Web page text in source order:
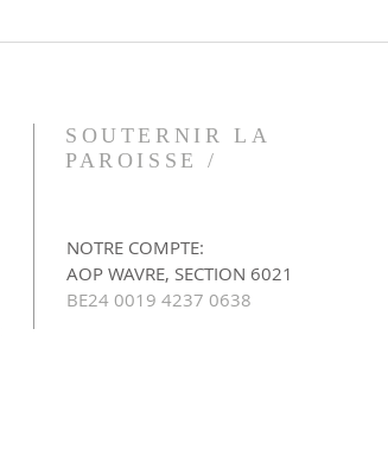
SOUTERNIR LA
PAROISSE /
NOTRE COMPTE:
AOP WAVRE, SECTION 6021
BE24 0019 4237 0638